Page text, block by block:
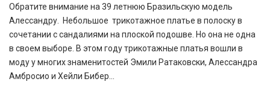
Обратите внимание на 39 летнюю Бразильскую модель
Алессандру. Небольшое трикотажное платье в полоску в
сочетании с сандалиями на плоской подошве. Но она не одна
в своем выборе. В этом году трикотажные платья вошли в
моду у многих знаменитостей Эмили Ратаковски, Алессандра
Амбросио и Хейли Бибер...